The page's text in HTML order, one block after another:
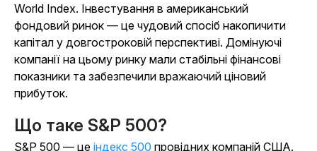
World Index. Інвестування в американський
фондовий ринок — це чудовий спосіб накопичити
капітал у довгостроковій перспективі. Домінуючі
компанії на цьому ринку мали стабільні фінансові
показники та забезпечили вражаючий ціновий
прибуток.
Що таке S&P 500?
S&P 500 — це індекс 500 провідних компаній США.